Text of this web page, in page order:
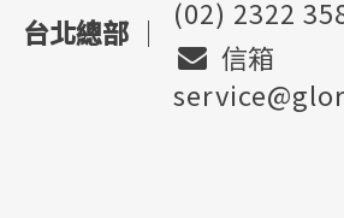
台北總部 ｜
(02) 2322
信箱